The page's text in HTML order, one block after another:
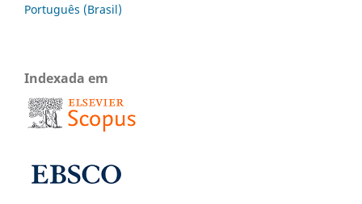
Português (Brasil)
Indexada em